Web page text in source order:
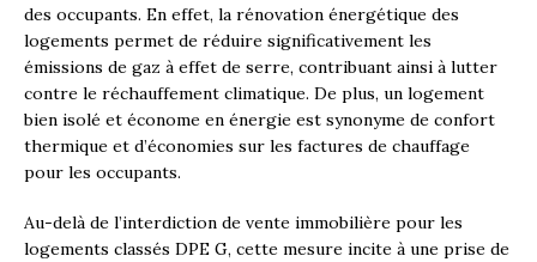
des occupants. En effet, la rénovation énergétique des
logements permet de réduire significativement les
émissions de gaz à effet de serre, contribuant ainsi à lutter
contre le réchauffement climatique. De plus, un logement
bien isolé et économe en énergie est synonyme de confort
thermique et d’économies sur les factures de chauffage
pour les occupants.
Au-delà de l’interdiction de vente immobilière pour les
logements classés DPE G, cette mesure incite à une prise de